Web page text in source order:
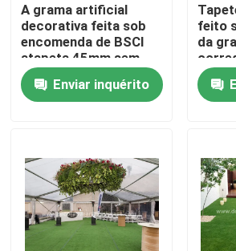
Notícia
casos
Grama artificial decorativa
Relvado artificial da grama
A grama artificial
decorativa feita sob
encomenda de BSCI
atapeta 45mm sem
suportar 100cm *
100cmEnviar inquérito
feito
da
tabela